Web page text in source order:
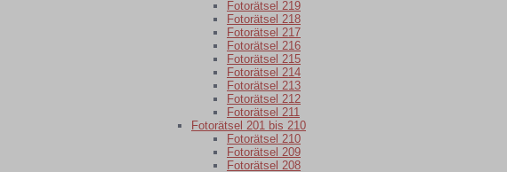
Fotorätsel 219
Fotorätsel 218
Fotorätsel 217
Fotorätsel 216
Fotorätsel 215
Fotorätsel 214
Fotorätsel 213
Fotorätsel 212
Fotorätsel 211
Fotorätsel 201 bis 210
Fotorätsel 210
Fotorätsel 209
Fotorätsel 208